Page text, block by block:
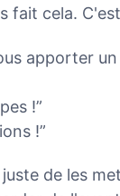
fait cela.
apporter
!”
!”
de les